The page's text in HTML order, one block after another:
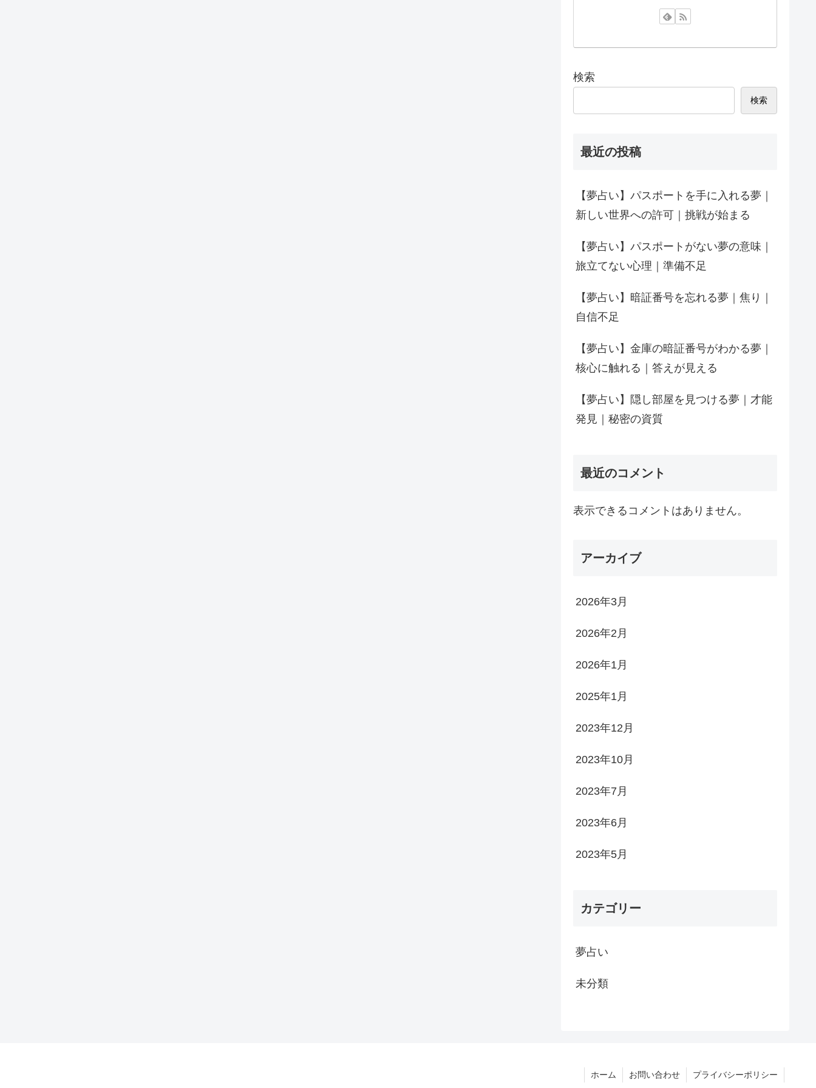
検索
検索
最近の投稿
【夢占い】パスポートを手に入れる夢｜
新しい世界への許可｜挑戦が始まる
【夢占い】パスポートがない夢の意味｜
旅立てない心理｜準備不足
【夢占い】暗証番号を忘れる夢｜焦り｜
自信不足
【夢占い】金庫の暗証番号がわかる夢｜
核心に触れる｜答えが見える
【夢占い】隠し部屋を見つける夢｜才能
発見｜秘密の資質
最近のコメント
表示できるコメントはありません。
アーカイブ
2026年3月
2026年2月
2026年1月
2025年1月
2023年12月
2023年10月
2023年7月
2023年6月
2023年5月
カテゴリー
夢占い
未分類
ホーム お問い合わせ プライバシーポリシー